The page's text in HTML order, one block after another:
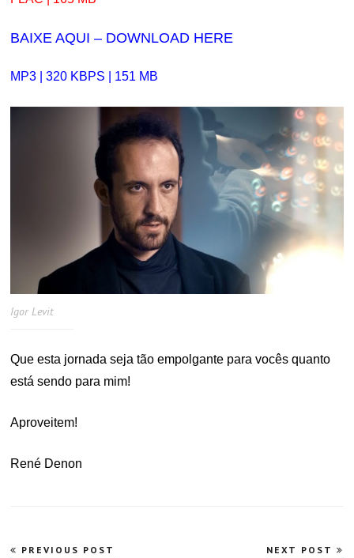
BAIXE AQUI – DOWNLOAD HERE
MP3 | 320 KBPS | 151 MB
Igor Levit
Que esta jornada seja tão empolgante para vocês quanto
está sendo para mim!
Aproveitem!
René Denon
Navegação
PREVIOUS POST NEXT POST